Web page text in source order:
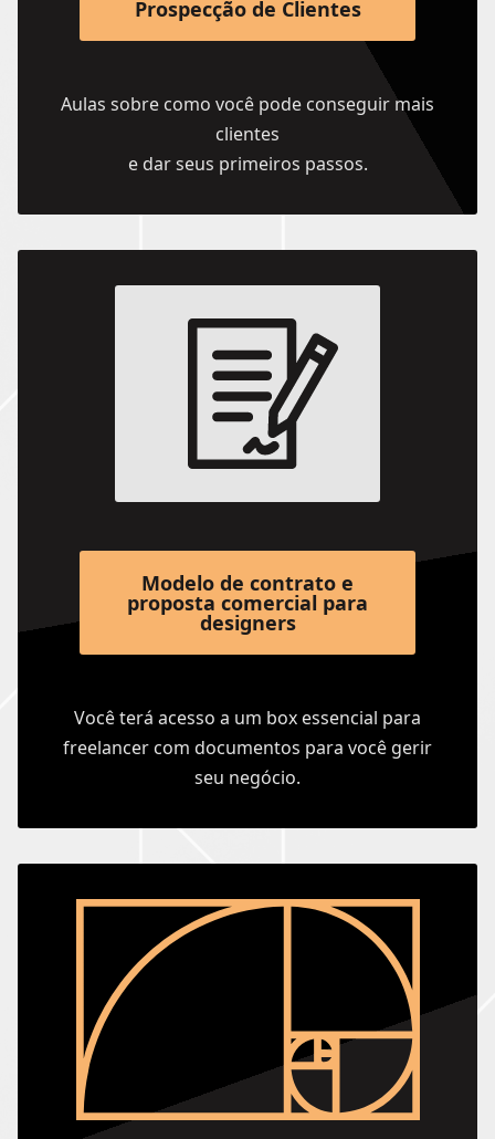
Prospecção de Clientes
Aulas sobre como você pode conseguir mais
clientes
e dar seus primeiros passos.
Modelo de contrato e
proposta comercial para
designers
Você terá acesso a um box essencial para
freelancer com documentos para você gerir
seu negócio.